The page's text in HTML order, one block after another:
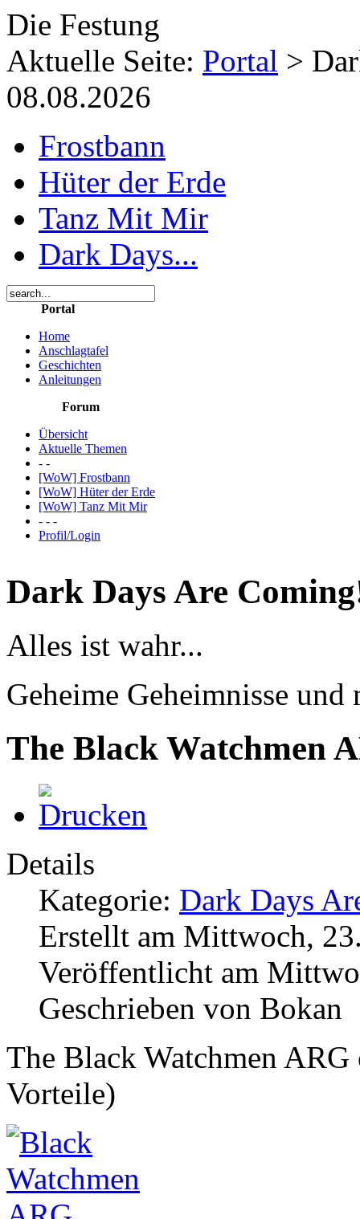
Die Festung
Aktuelle Seite: Portal >
08.08.2026
Frostbann
Hüter der Erde
Tanz Mit Mir
Dark Days...
Portal
Home
Anschlagtafel
Geschichten
Anleitungen
Forum
Übersicht
Aktuelle Themen
- -
[WoW] Frostbann
[WoW] Hüter der Erde
[WoW] Tanz Mit Mir
- - -
Profil/Login
Dark Days Are
Alles ist wahr...
Geheime Geheimnisse
The Black Watchmen
Details
Kategorie: Dark Days
Erstellt am Mittwoch,
Veröffentlicht am
Geschrieben von Bokan
The Black Watchmen
Vorteile)